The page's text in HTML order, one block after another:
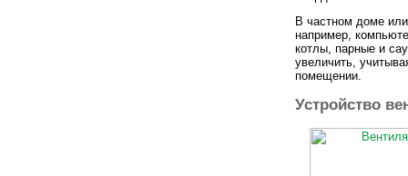
В частном доме
например,
котлы, парные и
увеличить,
помещении.
Устройство